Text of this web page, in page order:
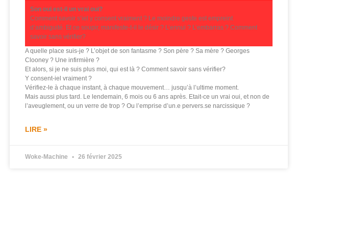
Son oui est-il un vrai oui?
Comment savoir s’iel y consent vraiment ? Le moindre geste est empreint
d’ambiguité. Et ce soupir, manifeste-t-il le désir ? L’ennui ? L’embarras ? Comment
savoir sans vérifier?
A quelle place suis-je ? L’objet de son fantasme ? Son père ? Sa mère ? Georges
Clooney ? Une infirmière ?
Et alors, si je ne suis plus moi, qui est là ? Comment savoir sans vérifier?
Y consent-iel vraiment ?
Vérifiez-le à chaque instant, à chaque mouvement… jusqu’à l’ultime moment.
Mais aussi plus tard. Le lendemain, 6 mois ou 6 ans après. Etait-ce un vrai oui, et non de
l’aveuglement, ou un verre de trop ? Ou l’emprise d’un.e pervers.se narcissique ?
LIRE »
Woke-Machine 26 février 2025